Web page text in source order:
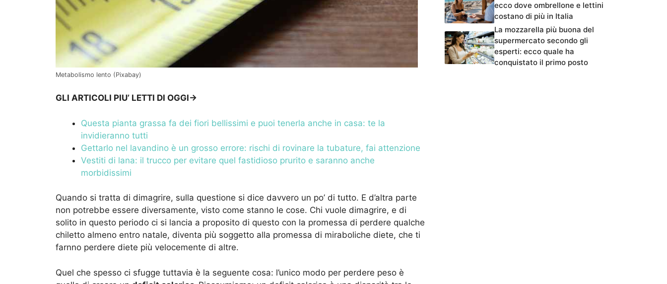
Metabolismo lento (Pixabay)
GLI ARTICOLI PIU’ LETTI DI OGGI->
Questa pianta grassa fa dei fiori bellissimi e puoi tenerla anche in casa: te la
invidieranno tutti
Gettarlo nel lavandino è un grosso errore: rischi di rovinare la tubature, fai attenzione
Vestiti di lana: il trucco per evitare quel fastidioso prurito e saranno anche
morbidissimi
Quando si tratta di dimagrire, sulla questione si dice davvero un po’ di tutto. E d’altra parte
non potrebbe essere diversamente, visto come stanno le cose. Chi vuole dimagrire, e di
solito in questo periodo ci si lancia a proposito di questo con la promessa di perdere qualche
chiletto almeno entro natale, diventa più soggetto alla promessa di miraboliche diete, che ti
farnno perdere diete più velocemente di altre.
Quel che spesso ci sfugge tuttavia è la seguente cosa: l’unico modo per perdere peso è
ecco dove ombrellone e lettini
costano di più in Italia
La mozzarella più buona del
supermercato secondo gli
esperti: ecco quale ha
conquistato il primo posto